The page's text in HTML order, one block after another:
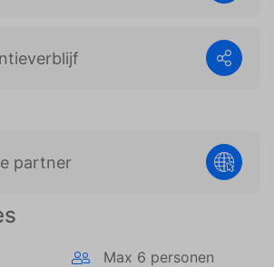
Max 6 personen
partner